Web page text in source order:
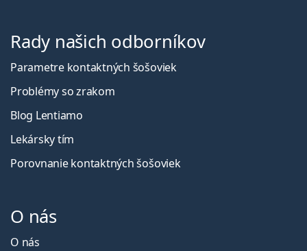
Rady našich odborníkov
Parametre kontaktných šošoviek
Problémy so zrakom
Blog Lentiamo
Lekársky tím
Porovnanie kontaktných šošoviek
O nás
O nás